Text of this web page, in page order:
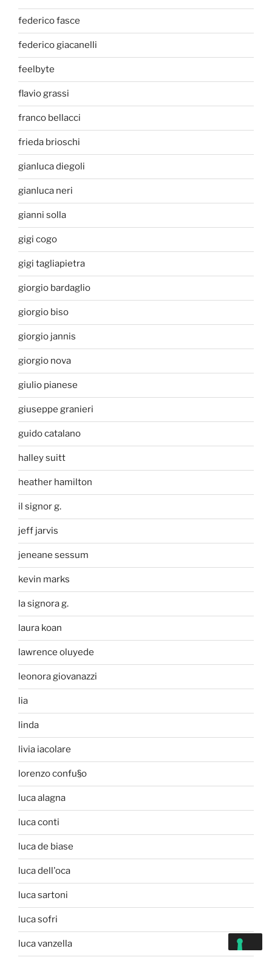
federico fasce
federico giacanelli
feelbyte
flavio grassi
franco bellacci
frieda brioschi
gianluca diegoli
gianluca neri
gianni solla
gigi cogo
gigi tagliapietra
giorgio bardaglio
giorgio biso
giorgio jannis
giorgio nova
giulio pianese
giuseppe granieri
guido catalano
halley suitt
heather hamilton
il signor g.
jeff jarvis
jeneane sessum
kevin marks
la signora g.
laura koan
lawrence oluyede
leonora giovanazzi
lia
linda
livia iacolare
lorenzo confu§o
luca alagna
luca conti
luca de biase
luca dell'oca
luca sartoni
luca sofri
luca vanzella